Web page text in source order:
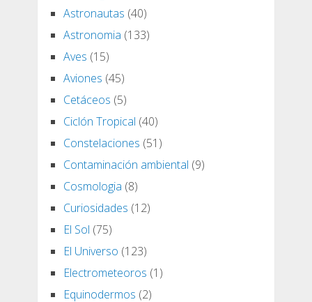
Astronautas (40)
Astronomia (133)
Aves (15)
Aviones (45)
Cetáceos (5)
Ciclón Tropical (40)
Constelaciones (51)
Contaminación ambiental (9)
Cosmologia (8)
Curiosidades (12)
El Sol (75)
El Universo (123)
Electrometeoros (1)
Equinodermos (2)